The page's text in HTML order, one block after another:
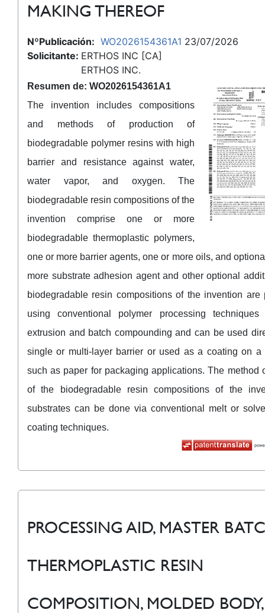
MAKING THEREOF
NºPublicación: WO2026154361A1 23/07/2026
Solicitante: ERTHOS INC [CA]
ERTHOS INC.
Resumen de: WO2026154361A1
The invention includes compositions
and methods of production of
biodegradable polymer resins with high
barrier and resistance against water,
water vapor, and oxygen. The
biodegradable resin compositions of the
invention comprise one or more
biodegradable thermoplastic polymers,
one or more barrier agents, one or more oils, and
more substrate adhesion agent and other optional
biodegradable resin compositions of the invention are
using conventional polymer processing
extrusion and batch compounding and can be used
single or multi-layer barrier or used as a coating on a
such as paper for packaging applications. The method
of the biodegradable resin compositions of the
substrates can be done via conventional melt or
coating techniques.
PROCESSING AID, MASTER
THERMOPLASTIC RESIN
COMPOSITION, MOLDED